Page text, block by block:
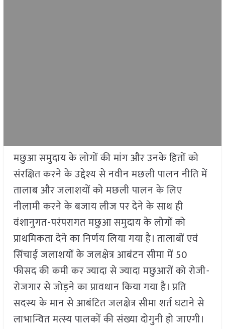
मछुआ समुदाय के लोगों की मांग और उनके हितों को
संरक्षित करने के उद्देश्य से नवीन मछली पालन नीति में
तालाब और जलाशयों को मछली पालन के लिए
नीलामी करने के बजाय लीज पर देने के साथ ही
वंशानुगत-परंपरागत मछुआ समुदाय के लोगों को
प्राथमिकता देने का निर्णय लिया गया है। तालाबों एवं
सिंचाई जलाशयों के जलक्षेत्र आबंटन सीमा में 50
फीसद की कमी कर ज्यादा से ज्यादा मछुआरों को रोजी-
रोजगार से जोड़ने का प्रावधान किया गया है। प्रति
सदस्य के मान से आबंटित जलक्षेत्र सीमा शर्त घटाने से
लाभान्वित मत्स्य पालकों की संख्या दोगुनी हो जाएगी।